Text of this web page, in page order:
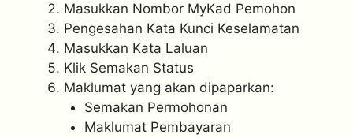
Masukkan Nombor MyKad Pemohon
Pengesahan Kata Kunci Keselamatan
Masukkan Kata Laluan
Klik Semakan Status
Maklumat yang akan dipaparkan:
Semakan Permohonan
Maklumat Pembayaran